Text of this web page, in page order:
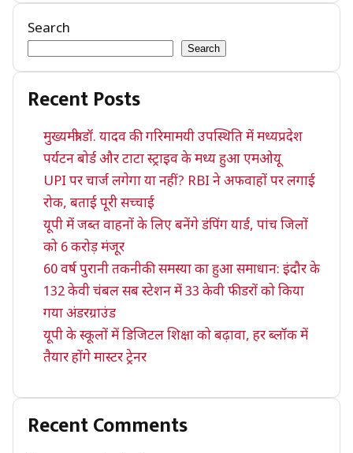
Search
Search
Recent Posts
मुख्यमंत्री डॉ. यादव की गरिमामयी उपस्थिति में मध्यप्रदेश
पर्यटन बोर्ड और टाटा स्ट्राइव के मध्य हुआ एमओयू
UPI पर चार्ज लगेगा या नहीं? RBI ने अफवाहों पर लगाई
रोक, बताई पूरी सच्चाई
यूपी में जब्त वाहनों के लिए बनेंगे डंपिंग यार्ड, पांच जिलों
को 6 करोड़ मंजूर
60 वर्ष पुरानी तकनीकी समस्या का हुआ समाधान: इंदौर के
132 केवी चंबल सब स्टेशन में 33 केवी फीडरों को किया
गया अंडरग्राउंड
यूपी के स्कूलों में डिजिटल शिक्षा को बढ़ावा, हर ब्लॉक में
तैयार होंगे मास्टर ट्रेनर
Recent Comments